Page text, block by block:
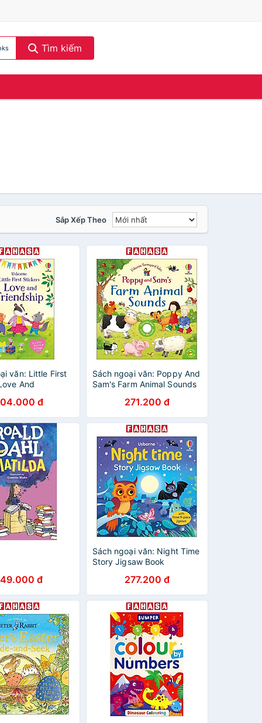
Tìm kiếm
Sắp Xếp Theo
văn: Little First
And
đ
Sách ngoại văn: Poppy And
Sam's Farm Animal Sounds
271.200 đ
đ
Sách ngoại văn: Night Time
Story Jigsaw Book
277.200 đ